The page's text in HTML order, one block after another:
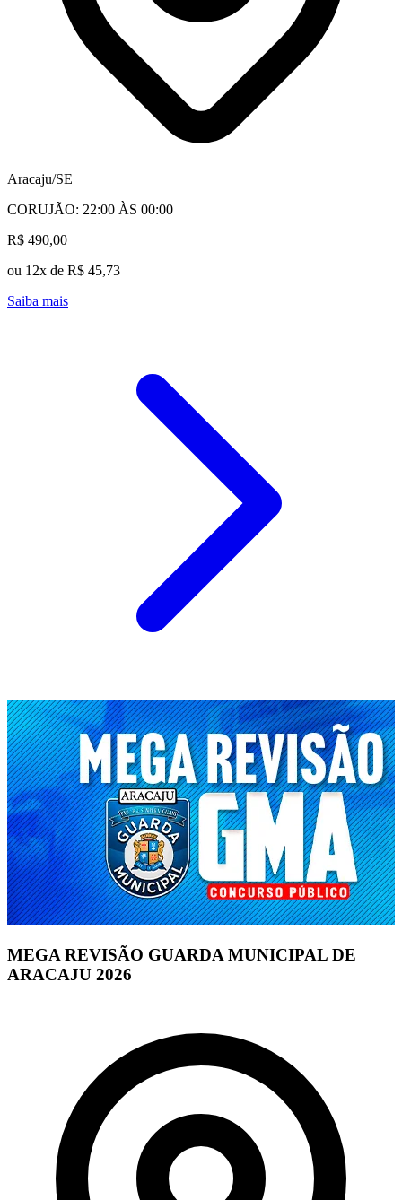
Aracaju/SE
CORUJÃO: 22:00 ÀS 00:00
R$ 490,00
ou 12x de R$ 45,73
Saiba mais
MEGA REVISÃO GUARDA MUNICIPAL DE
ARACAJU 2026